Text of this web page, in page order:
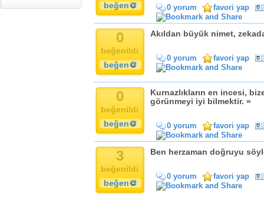
Zaman
beğen
0 yorum favori yap
0
beğenildi
beğen
Akıldan büyük nimet,
0 yorum favori yap
0
beğenildi
beğen
Kurnazlıkların en incesi,
görünmeyi iyi bilmektir. »
0 yorum favori yap
3
beğenildi
beğen
Ben herzaman doğruyu
0 yorum favori yap